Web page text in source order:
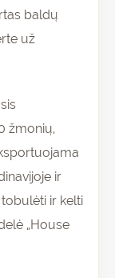
baldų
už
žmonių,
ir
ir kelti
„House